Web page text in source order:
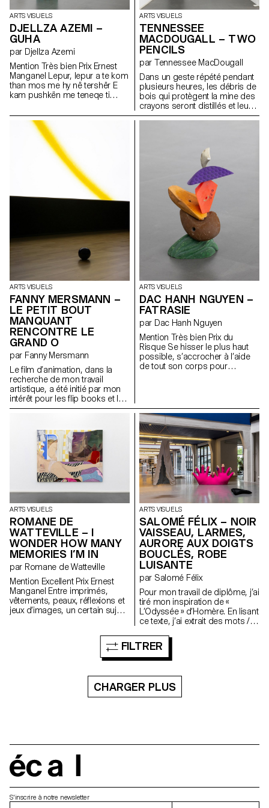
après ?
des billets de banque. Roulés
et disposés sur les tranches
internes et externes de la
structure, ils laissent apparaître
leurs montants.
ARTS VISUELS
DJELLZA AZEMI –
GUHA
par Djellza Azemi
Mention Très bien Prix Ernest
Manganel Lepur, lepur a te kom
than mos me hy në tershër E
kam pushkën me teneqe ti
pushkën lara-lara ti shpërndaj
zorrët nëper ara
ARTS VISUELS
TENNESSEE
MACDOUGALL – TWO
PENCILS
par Tennessee MacDougall
Dans un geste répété pendant
plusieurs heures, les débris de
bois qui protègent la mine des
crayons seront distillés et leur
odeur capturée dans une
ARTS VISUELS
FANNY MERSMANN –
LE PETIT BOUT
MANQUANT
RENCONTRE LE
GRAND O
par Fanny Mersmann
Le film d’animation, dans la
recherche de mon travail
artistique, a été initié par mon
intérêt pour les flip books et les
livres pour enfants dans le
telles que « Les 2 carrés » d’El
Lissitzky et « L’Histoire de Lapin
Tur » de Niele Toroni que j’ai
décidé de travailler sur la
manière de raconter une
peinture ou une pratique de l’art
par le biais de l’histoire pour
enfant.
ARTS VISUELS
DAC HANH NGUYEN –
FATRASIE
par Dac Hanh Nguyen
Mention Très bien Prix du
Risque Se hisser le plus haut
possible, s’accrocher à l’aide
de tout son corps pour
ARTS VISUELS
ROMANE DE
WATTEVILLE – I
WONDER HOW MANY
MEMORIES I’M IN
par Romane de Watteville
Mention Excellent Prix Ernest
Manganel Entre imprimés,
vêtements, peaux, réflexions et
jeux d’images, un certain sujet
l’autre, c’est le point de vue qui
devient central, toujours à mi-
chemin entre regardeur et
entre le vrai et le faux, la
peinture nous emmène à
travers son jeu d’images et de
ARTS VISUELS
SALOMÉ FÉLIX – NOIR
VAISSEAU, LARMES,
AURORE AUX DOIGTS
BOUCLÉS, ROBE
LUISANTE
par Salomé Félix
Pour mon travail de diplôme, j’ai
tiré mon inspiration de «
L’Odyssée » d’Homère. En lisant
ce texte, j’ai extrait des mots /
les ai ensuite mélangés et triés,
au hasard, par deux. J’ai pensé
plusieurs pièces à partir de ces
d’une façon très littérale. Cela
crée des formes hybrides et
intrigantes.
FILTRER
CHARGER PLUS
S'inscrire à notre newsletter